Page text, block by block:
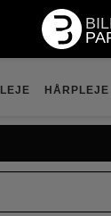
HÅRPLEJE